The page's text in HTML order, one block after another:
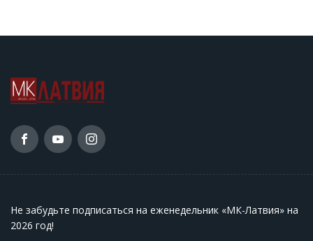
Не забудьте подписаться на еженедельник «МК-Латвия» на
2026 год!